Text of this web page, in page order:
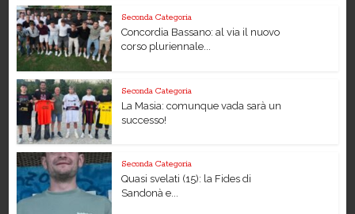
Seconda Categoria
Concordia Bassano: al via il nuovo
corso pluriennale...
Seconda Categoria
La Masia: comunque vada sarà un
successo!
Seconda Categoria
Quasi svelati (15): la Fides di
Sandonà e...